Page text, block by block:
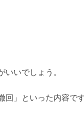
いでしょう。
」 といった内容です